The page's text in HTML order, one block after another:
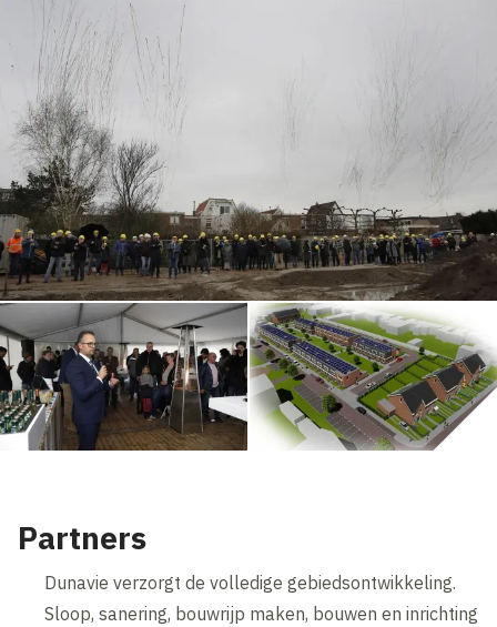
Partners
Dunavie verzorgt de volledige gebiedsontwikkeling.
Sloop, sanering, bouwrijp maken, bouwen en inrichting